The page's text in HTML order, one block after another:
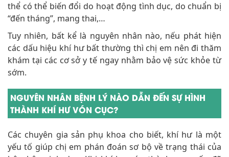
thể có thể biến đổi do hoạt động tình dục, do chuẩn bị
“đến tháng”, mang thai,…
Tuy nhiên, bất kể là nguyên nhân nào, nếu phát hiện
các dấu hiệu khí hư bất thường thì chị em nên đi thăm
khám tại các cơ sở y tế ngay nhằm bảo vệ sức khỏe từ
sớm.
NGUYÊN NHÂN BỆNH LÝ NÀO DẪN ĐẾN SỰ HÌNH
THÀNH KHÍ HƯ VÓN CỤC?
Các chuyên gia sản phụ khoa cho biết, khí hư là một
yếu tố giúp chị em phán đoán sơ bộ về trạng thái của